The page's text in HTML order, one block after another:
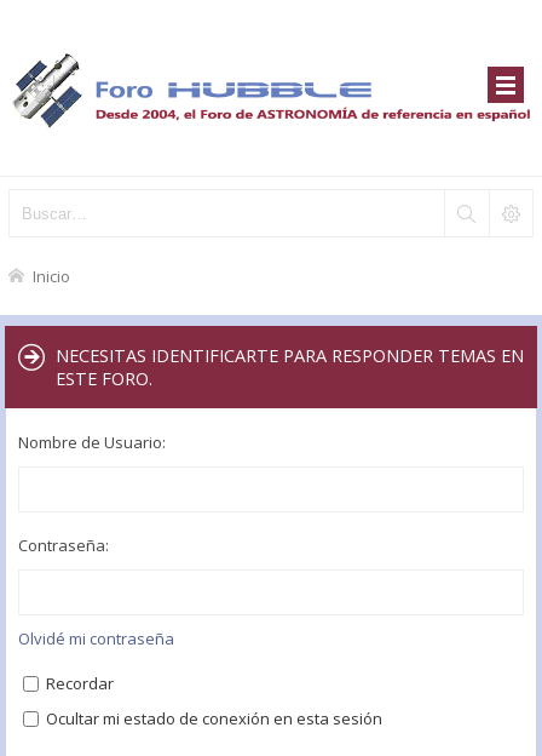
Inicio
NECESITAS IDENTIFICARTE PARA RESPONDER TEMAS EN
ESTE FORO.
Nombre de Usuario:
Contraseña:
Olvidé mi contraseña
Recordar
Ocultar mi estado de conexión en esta sesión